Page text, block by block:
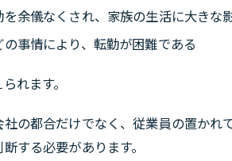
余儀なくされ、家族の生活に大きな
事情により、転勤が困難である
れます。
の都合だけでなく、従業員の置かれ
する必要があります。